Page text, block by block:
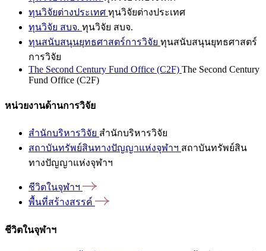
ทุนวิจัยต่างประเทศ ทุนวิจัยต่างประเทศ
ทุนวิจัย สบจ. ทุนวิจัย สบจ.
ทุนสนับสนุนยุทธศาสตร์การวิจัย ทุนสนับสนุนยุทธศาสตร์
การวิจัย
The Second Century Fund Office (C2F) The Second Century
Fund Office (C2F)
หน่วยงานด้านการวิจัย
สำนักบริหารวิจัย สำนักบริหารวิจัย
สถาบันทรัพย์สินทางปัญญาแห่งจุฬาฯ สถาบันทรัพย์สิน
ทางปัญญาแห่งจุฬาฯ
ชีวิตในจุฬาฯ
พื้นที่สร้างสรรค์
ชีวิตในจุฬาฯ